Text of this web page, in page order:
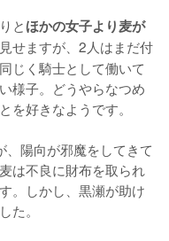
とほかの女子より麦が
せますが、2人はまだ付
じく騎士として働いて
様子。どうやらなつめ
を好きなようです。
陽向が邪魔をしてきて
は不良に財布を取られ
。しかし、黒瀬が助け
た。